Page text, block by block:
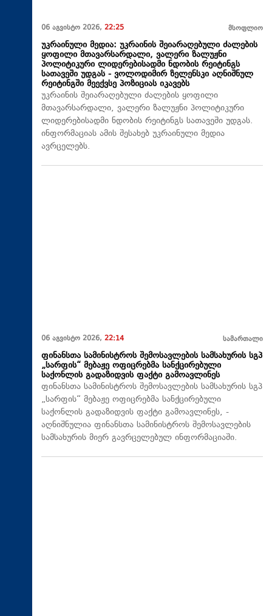
06 აგვისტო 2026, 22:25 მსოფლიო
უკრაინული მედია: უკრაინის შეიარაღებული ძალების
ყოფილი მთავარსარდალი, ვალერი ზალუჟნი
პოლიტიკური ლიდერებისადმი ნდობის რეიტინგს
სათავეში უდგას - ვოლოდიმირ ზელენსკი აღნიშნულ
რეიტინგში მეექვსე პოზიციას იკავებს
უკრაინის შეიარაღებული ძალების ყოფილი
მთავარსარდალი, ვალერი ზალუჟნი პოლიტიკური
ლიდერებისადმი ნდობის რეიტინგს სათავეში უდგას.
ინფორმაციას ამის შესახებ უკრაინული მედია
ავრცელებს.
06 აგვისტო 2026, 22:14 სამართალი
ფინანსთა სამინისტროს შემოსავლების სამსახურის სგპ
„სარფის“ მებაჟე ოფიცრებმა სანქცირებული
საქონლის გადაზიდვის ფაქტი გამოავლინეს
ფინანსთა სამინისტროს შემოსავლების სამსახურის სგპ
„სარფის“ მებაჟე ოფიცრებმა სანქცირებული
საქონლის გადაზიდვის ფაქტი გამოავლინეს, -
აღნიშნულია ფინანსთა სამინისტროს შემოსავლების
სამსახურის მიერ გავრცელებულ ინფორმაციაში.